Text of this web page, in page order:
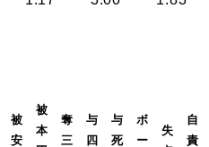
被
安
被
本
奪
三
与
四
与
死
ボ
ー
失
自
責